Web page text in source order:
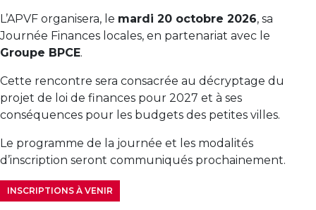
L’APVF organisera, le mardi 20 octobre 2026, sa
Journée Finances locales, en partenariat avec le
Groupe BPCE.
Cette rencontre sera consacrée au décryptage du
projet de loi de finances pour 2027 et à ses
conséquences pour les budgets des petites villes.
Le programme de la journée et les modalités
d’inscription seront communiqués prochainement.
INSCRIPTIONS À VENIR